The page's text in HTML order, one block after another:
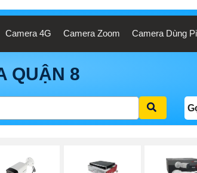
Camera 4G Camera Zoom Camera Dùng
QUẬN 8